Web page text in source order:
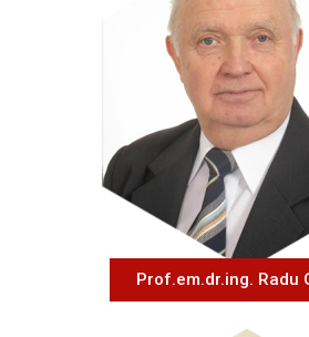
Prof.em.dr.ing. Radu